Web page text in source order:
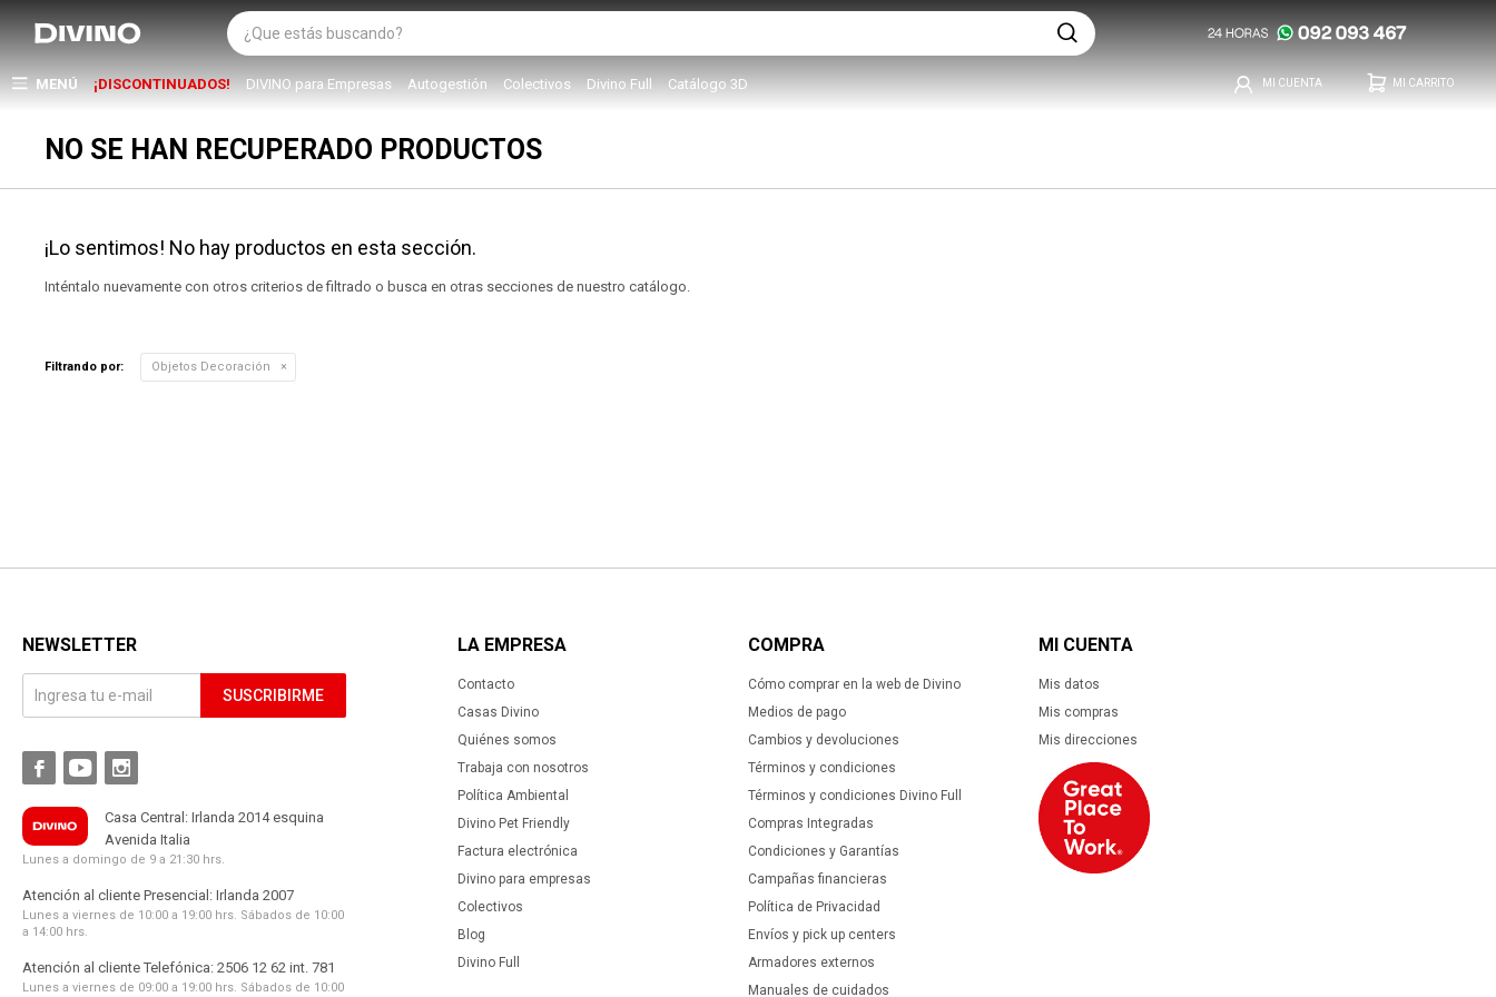
MENÚ ¡DISCONTINUADOS! DIVINO para Empresas Autogestión Colectivos Divino Full Catálogo 3D
NO SE HAN RECUPERADO PRODUCTOS
¡Lo sentimos! No hay productos en esta sección.
Inténtalo nuevamente con otros criterios de filtrado o busca en otras secciones de nuestro catálogo.
Filtrando por: Objetos Decoración
LA EMPRESA
Contacto
Casas Divino
Quiénes somos
Trabaja con nosotros
Política Ambiental
Divino Pet Friendly
Factura electrónica
Divino para empresas
Colectivos
Blog
Divino Full
COMPRA
Cómo comprar en la web de Divino
Medios de pago
Cambios y devoluciones
Términos y condiciones
Términos y condiciones Divino Full
Compras Integradas
Condiciones y Garantías
Campañas financieras
Política de Privacidad
Envíos y pick up centers
Armadores externos
Manuales de cuidados
MI CUENTA
Mis datos
Mis compras
Mis direcciones
NEWSLETTER
SUSCRIBIRME
  
Casa Central: Irlanda 2014 esquina
Avenida Italia
Lunes a domingo de 9 a 21:30 hrs.
Atención al cliente Presencial: Irlanda 2007
Lunes a viernes de 10:00 a 19:00 hrs. Sábados de 10:00
a 14:00 hrs.
Atención al cliente Telefónica: 2506 12 62 int. 781
Lunes a viernes de 09:00 a 19:00 hrs. Sábados de 10:00